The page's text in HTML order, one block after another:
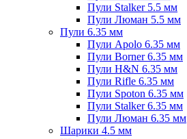
Пули Stalker 5.5 мм
Пули Люман 5.5 мм
Пули 6.35 мм
Пули Apolo 6.35 мм
Пули Borner 6.35 мм
Пули H&N 6.35 мм
Пули Rifle 6.35 мм
Пули Spoton 6.35 мм
Пули Stalker 6.35 мм
Пули Люман 6.35 мм
Шарики 4.5 мм